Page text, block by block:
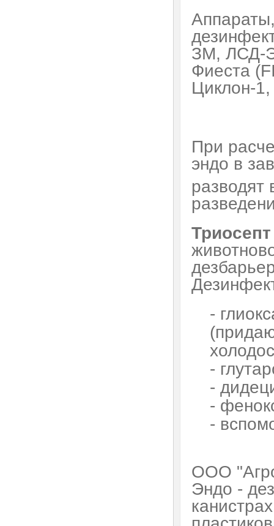
ЗМ, ЛСД-
Фиеста
Циклон-
При
эндо в
разводят
-
-
-
-
-
ООО
Эндо -